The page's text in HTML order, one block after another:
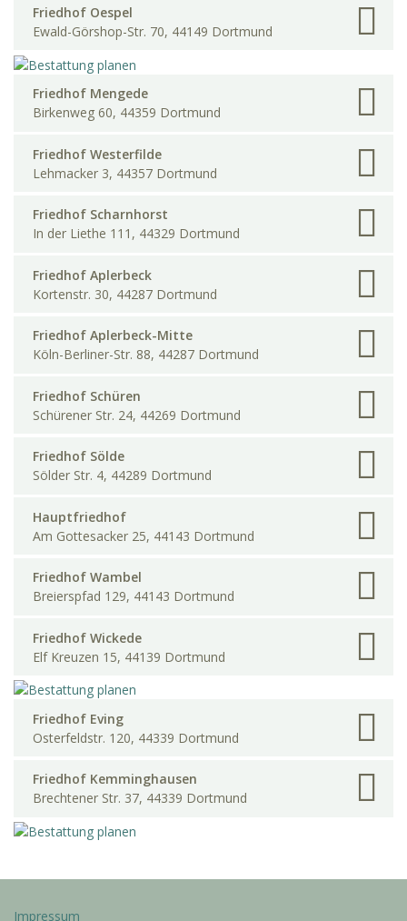
Friedhof Oespel
Ewald-Görshop-Str. 70, 44149 Dortmund
Friedhof Mengede
Birkenweg 60, 44359 Dortmund
Friedhof Westerfilde
Lehmacker 3, 44357 Dortmund
Friedhof Scharnhorst
In der Liethe 111, 44329 Dortmund
Friedhof Aplerbeck
Kortenstr. 30, 44287 Dortmund
Friedhof Aplerbeck-Mitte
Köln-Berliner-Str. 88, 44287 Dortmund
Friedhof Schüren
Schürener Str. 24, 44269 Dortmund
Friedhof Sölde
Sölder Str. 4, 44289 Dortmund
Hauptfriedhof
Am Gottesacker 25, 44143 Dortmund
Friedhof Wambel
Breierspfad 129, 44143 Dortmund
Friedhof Wickede
Elf Kreuzen 15, 44139 Dortmund
Friedhof Eving
Osterfeldstr. 120, 44339 Dortmund
Friedhof Kemminghausen
Brechtener Str. 37, 44339 Dortmund
Impressum